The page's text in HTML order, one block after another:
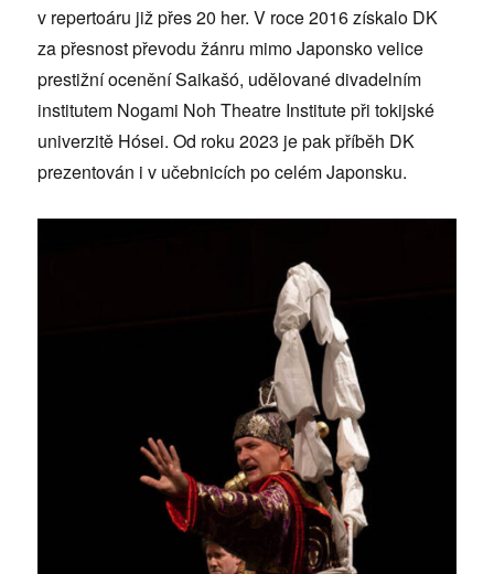
v repertoáru již přes 20 her. V roce 2016 získalo DK
za přesnost převodu žánru mimo Japonsko velice
prestižní ocenění Saikašó, udělované divadelním
institutem Nogami Noh Theatre Institute při tokijské
univerzitě Hósei. Od roku 2023 je pak příběh DK
prezentován i v učebnicích po celém Japonsku.